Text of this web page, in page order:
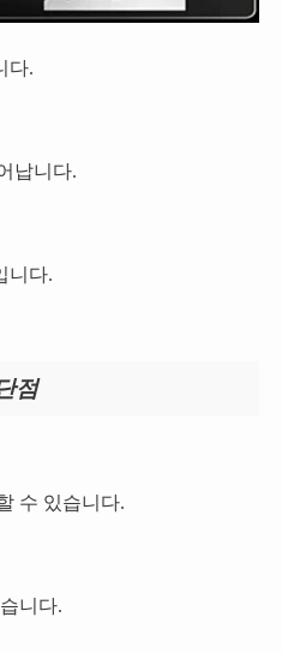
다.
납니다.
니다.
점
수 있습니다.
니다.